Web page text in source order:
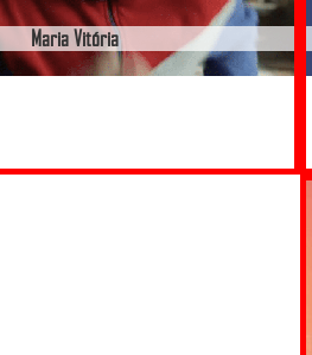
Maria Vitória